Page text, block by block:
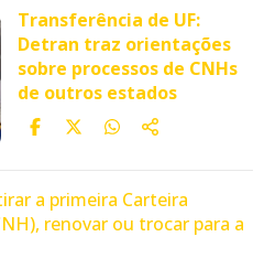
Transferência de UF:
Detran traz orientações
sobre processos de CNHs
de outros estados
a primeira Carteira
renovar ou trocar para a